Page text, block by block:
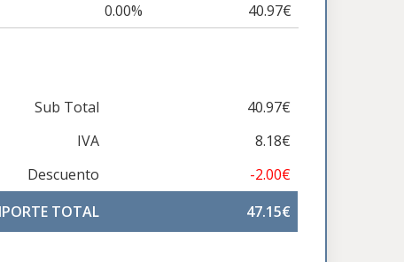
0.00% 40.97€
Sub Total
40.97€
IVA
8.18€
Descuento
-2.00€
TOTAL
47.15€